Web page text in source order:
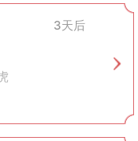
分，它不仅仅是一种形
与逝者的桥梁，在现
3天后